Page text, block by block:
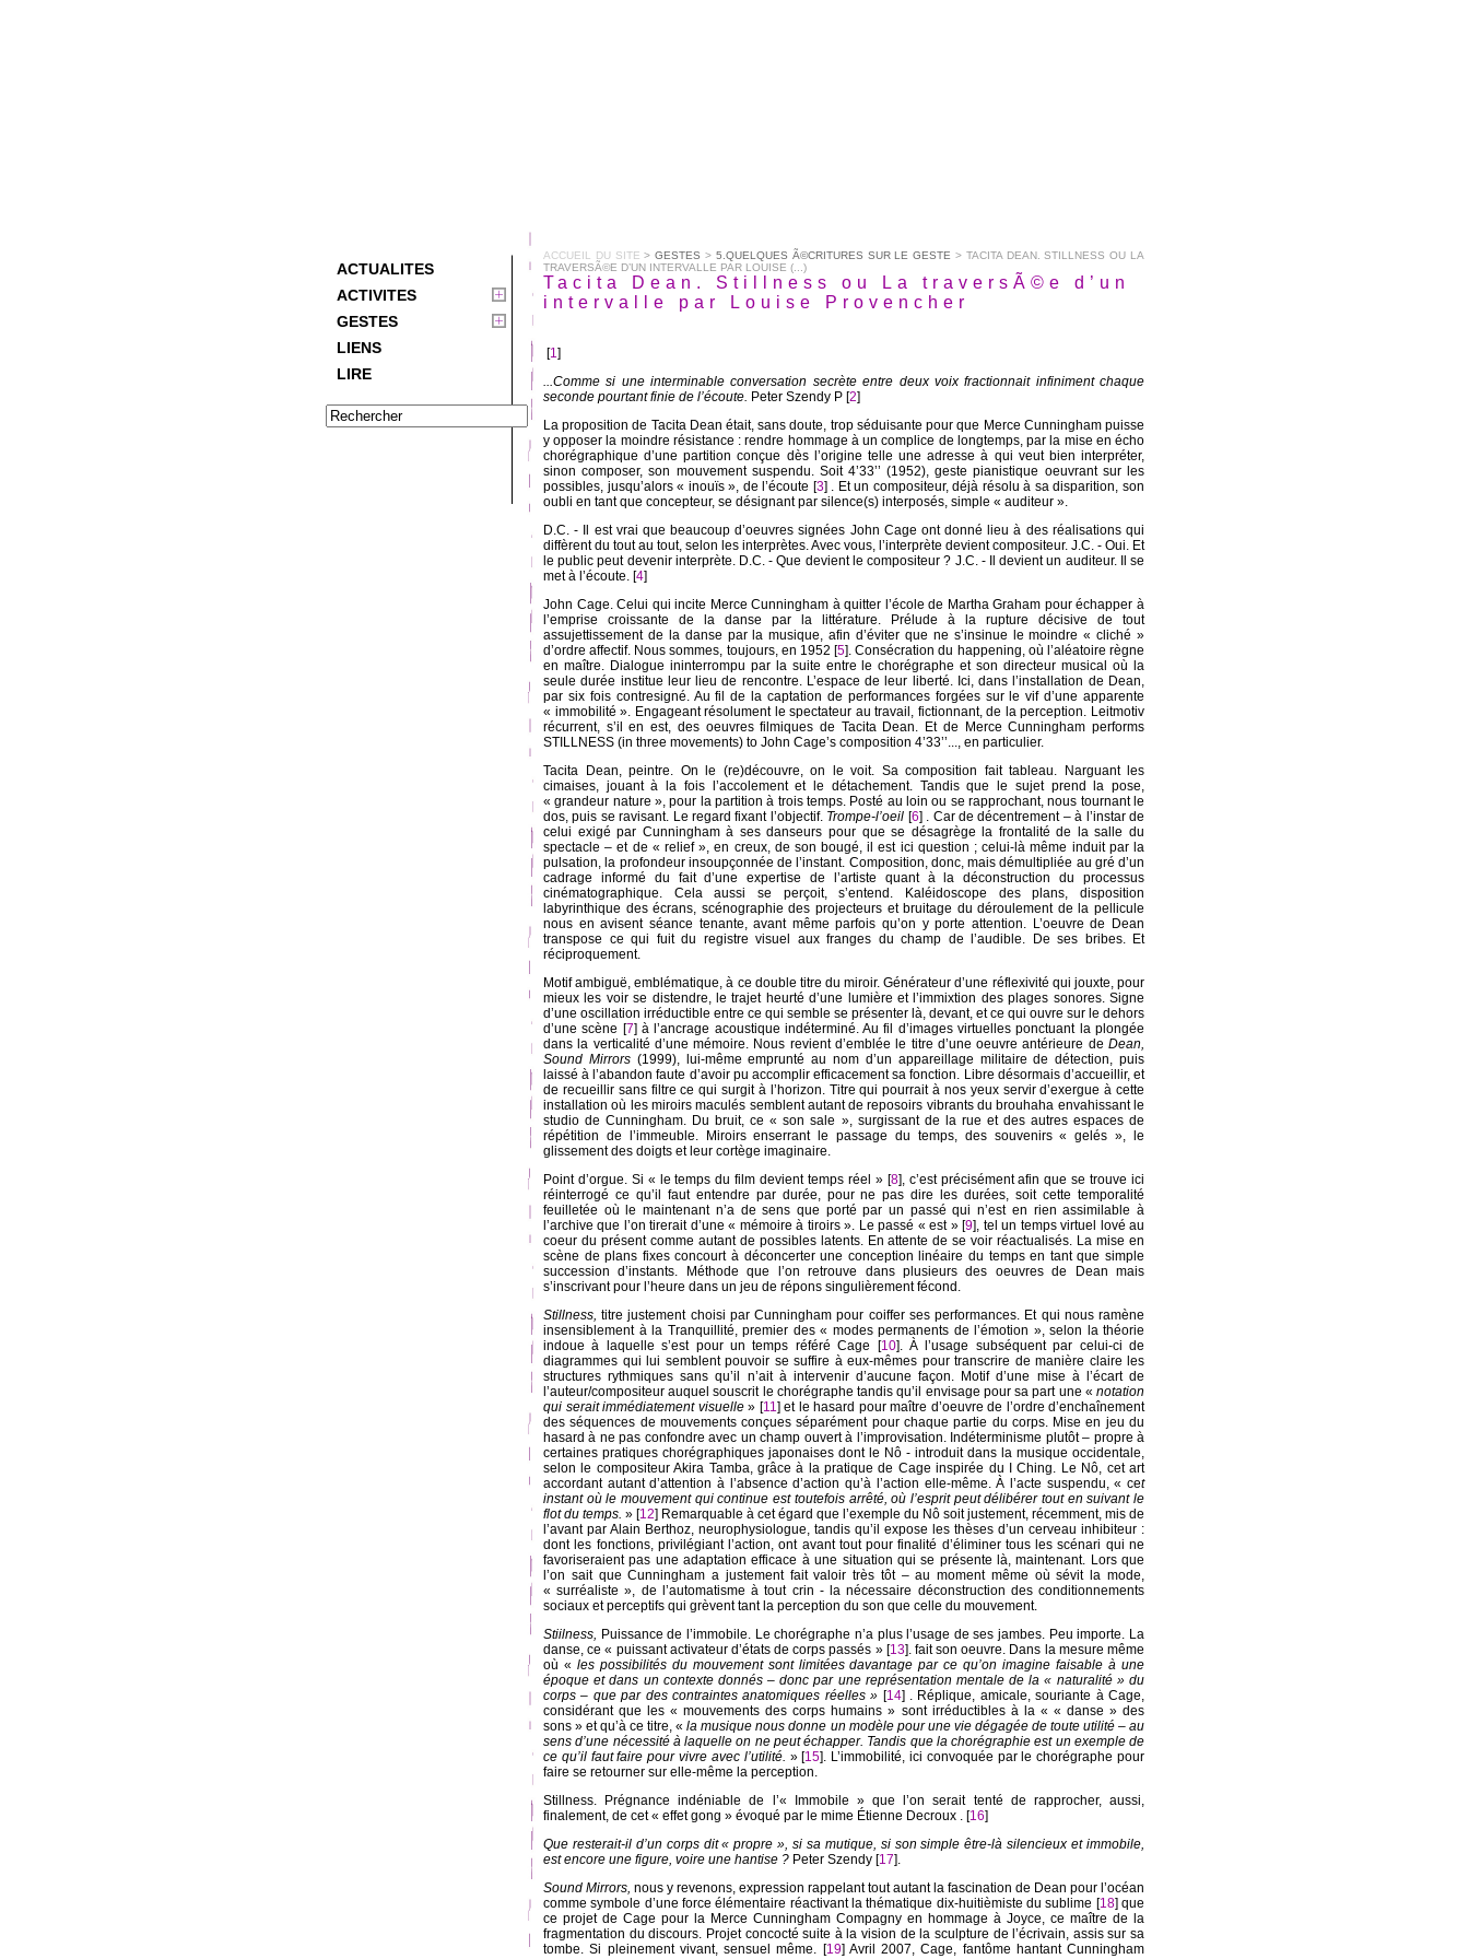
ACTUALITES
ACTIVITES
GESTES
LIENS
LIRE
ACCUEIL DU SITE >GESTES > 5.QUELQUES Ã©CRITURES SUR LE GESTE > TACITA DEAN. STILLNESS OU LA
TRAVERSÃ©E D’UN INTERVALLE PAR LOUISE (...)
Tacita Dean. Stillness ou La traversÃ©e d’un
intervalle par Louise Provencher
[1]
...Comme si une interminable conversation secrète entre deux voix fractionnait infiniment chaque
seconde pourtant finie de l’écoute. Peter Szendy P [2]
La proposition de Tacita Dean était, sans doute, trop séduisante pour que Merce Cunningham puisse
y opposer la moindre résistance : rendre hommage à un complice de longtemps, par la mise en écho
chorégraphique d’une partition conçue dès l’origine telle une adresse à qui veut bien interpréter,
sinon composer, son mouvement suspendu. Soit 4’33’’ (1952), geste pianistique oeuvrant sur les
possibles, jusqu’alors « inouïs », de l’écoute [3] . Et un compositeur, déjà résolu à sa disparition, son
oubli en tant que concepteur, se désignant par silence(s) interposés, simple « auditeur ».
D.C. - Il est vrai que beaucoup d’oeuvres signées John Cage ont donné lieu à des réalisations qui
diffèrent du tout au tout, selon les interprètes. Avec vous, l’interprète devient compositeur. J.C. - Oui. Et
le public peut devenir interprète. D.C. - Que devient le compositeur ? J.C. - Il devient un auditeur. Il se
met à l’écoute. [4]
John Cage. Celui qui incite Merce Cunningham à quitter l’école de Martha Graham pour échapper à
l’emprise croissante de la danse par la littérature. Prélude à la rupture décisive de tout
assujettissement de la danse par la musique, afin d’éviter que ne s’insinue le moindre « cliché »
d’ordre affectif. Nous sommes, toujours, en 1952 [5]. Consécration du happening, où l’aléatoire règne
en maître. Dialogue ininterrompu par la suite entre le chorégraphe et son directeur musical où la
seule durée institue leur lieu de rencontre. L’espace de leur liberté. Ici, dans l’installation de Dean,
par six fois contresigné. Au fil de la captation de performances forgées sur le vif d’une apparente
« immobilité ». Engageant résolument le spectateur au travail, fictionnant, de la perception. Leitmotiv
récurrent, s’il en est, des oeuvres filmiques de Tacita Dean. Et de Merce Cunningham performs
STILLNESS (in three movements) to John Cage’s composition 4’33’’..., en particulier.
Tacita Dean, peintre. On le (re)découvre, on le voit. Sa composition fait tableau. Narguant les
cimaises, jouant à la fois l’accolement et le détachement. Tandis que le sujet prend la pose,
« grandeur nature », pour la partition à trois temps. Posté au loin ou se rapprochant, nous tournant le
dos, puis se ravisant. Le regard fixant l’objectif. Trompe-l’oeil [6] . Car de décentrement – à l’instar de
celui exigé par Cunningham à ses danseurs pour que se désagrège la frontalité de la salle du
spectacle – et de « relief », en creux, de son bougé, il est ici question ; celui-là même induit par la
pulsation, la profondeur insoupçonnée de l’instant. Composition, donc, mais démultipliée au gré d’un
cadrage informé du fait d’une expertise de l’artiste quant à la déconstruction du processus
cinématographique. Cela aussi se perçoit, s’entend. Kaléidoscope des plans, disposition
labyrinthique des écrans, scénographie des projecteurs et bruitage du déroulement de la pellicule
nous en avisent séance tenante, avant même parfois qu’on y porte attention. L’oeuvre de Dean
transpose ce qui fuit du registre visuel aux franges du champ de l’audible. De ses bribes. Et
réciproquement.
Motif ambiguë, emblématique, à ce double titre du miroir. Générateur d’une réflexivité qui jouxte, pour
mieux les voir se distendre, le trajet heurté d’une lumière et l’immixtion des plages sonores. Signe
d’une oscillation irréductible entre ce qui semble se présenter là, devant, et ce qui ouvre sur le dehors
d’une scène [7] à l’ancrage acoustique indéterminé. Au fil d’images virtuelles ponctuant la plongée
dans la verticalité d’une mémoire. Nous revient d’emblée le titre d’une oeuvre antérieure de Dean,
Sound Mirrors(1999), lui-même emprunté au nom d’un appareillage militaire de détection, puis
laissé à l’abandon faute d’avoir pu accomplir efficacement sa fonction. Libre désormais d’accueillir, et
de recueillir sans filtre ce qui surgit à l’horizon. Titre qui pourrait à nos yeux servir d’exergue à cette
installation où les miroirs maculés semblent autant de reposoirs vibrants du brouhaha envahissant le
studio de Cunningham. Du bruit, ce « son sale », surgissant de la rue et des autres espaces de
répétition de l’immeuble. Miroirs enserrant le passage du temps, des souvenirs « gelés », le
glissement des doigts et leur cortège imaginaire.
Point d’orgue. Si « le temps du film devient temps réel » [8], c’est précisément afin que se trouve ici
réinterrogé ce qu’il faut entendre par durée, pour ne pas dire les durées, soit cette temporalité
feuilletée où le maintenant n’a de sens que porté par un passé qui n’est en rien assimilable à
l’archive que l’on tirerait d’une « mémoire à tiroirs ». Le passé « est » [9], tel un temps virtuel lové au
coeur du présent comme autant de possibles latents. En attente de se voir réactualisés. La mise en
scène de plans fixes concourt à déconcerter une conception linéaire du temps en tant que simple
succession d’instants. Méthode que l’on retrouve dans plusieurs des oeuvres de Dean mais
s’inscrivant pour l’heure dans un jeu de répons singulièrement fécond.
Stillness, titre justement choisi par Cunningham pour coiffer ses performances. Et qui nous ramène
insensiblement à la Tranquillité, premier des « modes permanents de l’émotion », selon la théorie
indoue à laquelle s’est pour un temps référé Cage [10]. À l’usage subséquent par celui-ci de
diagrammes qui lui semblent pouvoir se suffire à eux-mêmes pour transcrire de manière claire les
structures rythmiques sans qu’il n’ait à intervenir d’aucune façon. Motif d’une mise à l’écart de
l’auteur/compositeur auquel souscrit le chorégraphe tandis qu’il envisage pour sa part une « notation
qui serait immédiatement visuelle» [11] et le hasard pour maître d’oeuvre de l’ordre d’enchaînement
des séquences de mouvements conçues séparément pour chaque partie du corps. Mise en jeu du
hasard à ne pas confondre avec un champ ouvert à l’improvisation. Indéterminisme plutôt – propre à
certaines pratiques chorégraphiques japonaises dont le Nô - introduit dans la musique occidentale,
selon le compositeur Akira Tamba, grâce à la pratique de Cage inspirée du I Ching. Le Nô, cet art
accordant autant d’attention à l’absence d’action qu’à l’action elle-même. À l’acte suspendu, « cet
instant où le mouvement qui continue est toutefois arrêté, où l’esprit peut délibérer tout en suivant le
flot du temps. » [12] Remarquable à cet égard que l’exemple du Nô soit justement, récemment, mis de
l’avant par Alain Berthoz, neurophysiologue, tandis qu’il expose les thèses d’un cerveau inhibiteur :
dont les fonctions, privilégiant l’action, ont avant tout pour finalité d’éliminer tous les scénari qui ne
favoriseraient pas une adaptation efficace à une situation qui se présente là, maintenant. Lors que
l’on sait que Cunningham a justement fait valoir très tôt – au moment même où sévit la mode,
« surréaliste », de l’automatisme à tout crin - la nécessaire déconstruction des conditionnements
sociaux et perceptifs qui grèvent tant la perception du son que celle du mouvement.
Stiilness, Puissance de l’immobile. Le chorégraphe n’a plus l’usage de ses jambes. Peu importe. La
danse, ce « puissant activateur d’états de corps passés » [13]. fait son oeuvre. Dans la mesure même
où « les possibilités du mouvement sont limitées davantage par ce qu’on imagine faisable à une
époque et dans un contexte donnés – donc par une représentation mentale de la « naturalité » du
corps – que par des contraintes anatomiques réelles » [14] . Réplique, amicale, souriante à Cage,
considérant que les « mouvements des corps humains » sont irréductibles à la « « danse » des
sons » et qu’à ce titre, «la musique nous donne un modèle pour une vie dégagée de toute utilité – au
sens d’une nécessité à laquelle on ne peut échapper. Tandis que la chorégraphie est un exemple de
ce qu’il faut faire pour vivre avec l’utilité. » [15]. L’immobilité, ici convoquée par le chorégraphe pour
faire se retourner sur elle-même la perception.
Stillness. Prégnance indéniable de l’« Immobile » que l’on serait tenté de rapprocher, aussi,
finalement, de cet « effet gong » évoqué par le mime Étienne Decroux . [16]
Que resterait-il d’un corps dit « propre », si sa mutique, si son simple être-là silencieux et immobile,
est encore une figure, voire une hantise ? Peter Szendy [17].
Sound Mirrors, nous y revenons, expression rappelant tout autant la fascination de Dean pour l’océan
comme symbole d’une force élémentaire réactivant la thématique dix-huitièmiste du sublime [18] que
ce projet de Cage pour la Merce Cunningham Compagny en hommage à Joyce, ce maître de la
fragmentation du discours. Projet concocté suite à la vision de la sculpture de l’écrivain, assis sur sa
tombe. Si pleinement vivant, sensuel même. [19] Avril 2007, Cage, fantôme hantant Cunningham